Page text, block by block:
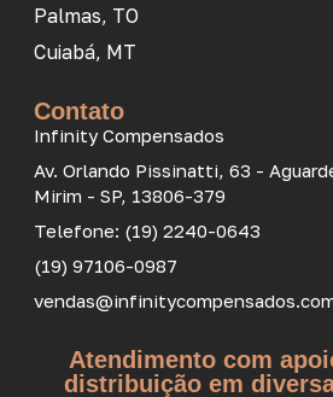
Palmas, TO
Cuiabá, MT
Contato
Infinity Compensados
Av. Orlando Pissinatti, 63 -
Mirim - SP, 13806-379
Telefone: (19) 2240-0643
(19) 97106-0987
Atendimento com
distribuição em